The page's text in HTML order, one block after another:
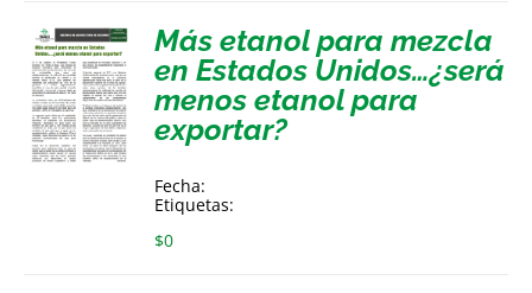
Más etanol para mezcla
en Estados Unidos…¿será
menos etanol para
exportar?
Fecha:
Etiquetas:
$0